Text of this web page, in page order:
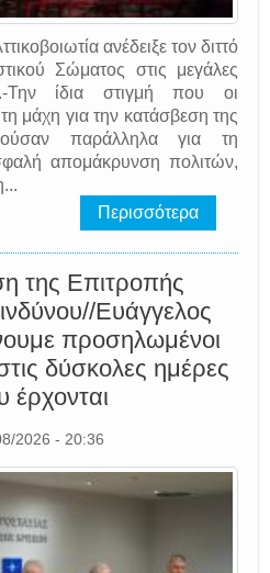
ανέδειξε τον διττό
Σώματος στις μεγάλες
Την ίδια στιγμή που οι
μάχη για την κατάσβεση της
παράλληλα για τη
απομάκρυνση πολιτών,
Περισσότερα
της Επιτροπής
Ευάγγελος
προσηλωμένοι
δύσκολες ημέρες
έρχονται
2026 - 20:36